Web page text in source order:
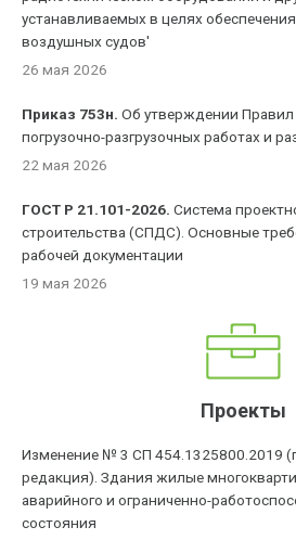
устанавливаемых в целях
воздушных судов'
26 мая 2026
Приказ 753н. Об утверждении Правил
погрузочно-разгрузочных работах и
22 мая 2026
ГОСТ Р 21.101-2026. Система
строительства (СПДС). Основные
рабочей документации
19 мая 2026
Проекты
Изменение № 3 СП 454.1325800.2019
редакция). Здания жилые
аварийного и ограниченно-
состояния